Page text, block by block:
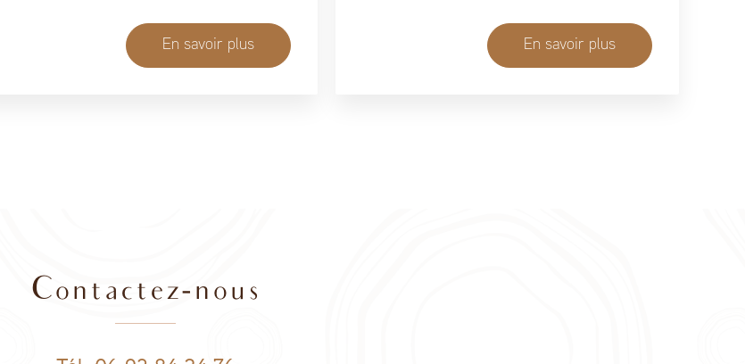
En savoir plus En savoir plus
Contactez-nous